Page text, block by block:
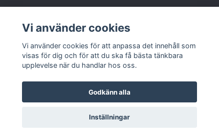
Sociala medier
© 2026 Onstyle
Vi använder cookies
Vi använder cookies för att anpassa det innehåll som
visas för dig och för att du ska få bästa tänkbara
upplevelse när du handlar hos oss.
Godkänn alla
Inställningar